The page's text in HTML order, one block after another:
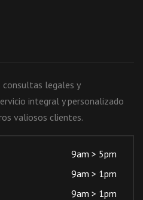
consultas legales y
integral y personalizado
valiosos clientes.
9am > 5pm
9am > 1pm
9am > 1pm